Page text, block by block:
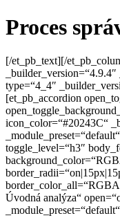
Proces
[/et_pb_text][/
type=“4_4″
[et_pb_accordion
icon_color=“#20243C“
toggle_level=“h3″
Úvodná analýza“